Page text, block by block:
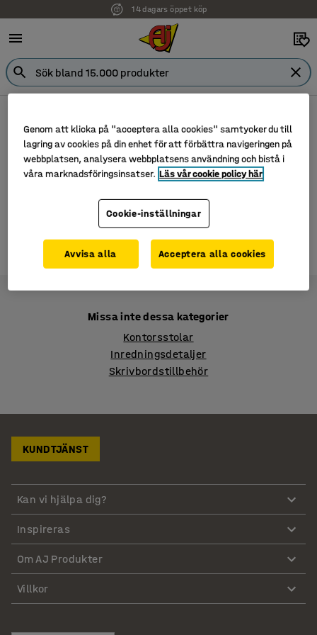
14 dagars öppet köp
Det finns inga produkter i denna kategorin.
Besök gärna Tillbehör
0 produkter
Missa inte dessa kategorier
Kontorsstolar
Inredningsdetaljer
Skrivbordstillbehör
KUNDTJÄNST
Kan vi hjälpa dig?
Inspireras
Om AJ Produkter
Villkor
Genom att klicka på "acceptera alla cookies" samtycker du till
lagring av cookies på din enhet för att förbättra navigeringen på
webbplatsen, analysera webbplatsens användning och bistå i
våra marknadsföringsinsatser. Läs vår cookie policy här
Cookie-inställningar
Avvisa alla Acceptera alla cookies